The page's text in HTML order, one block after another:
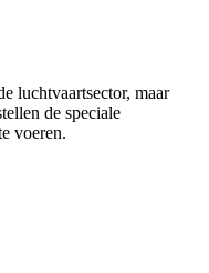
luchtvaartsector, maar
de speciale
voeren.